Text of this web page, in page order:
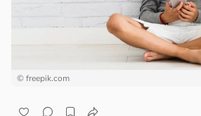
© freepik.com